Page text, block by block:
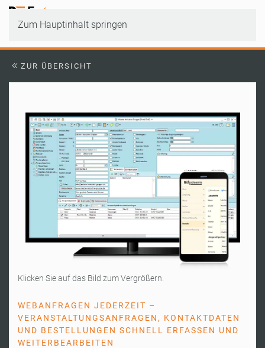
Zum Hauptinhalt springen
ZUR ÜBERSICHT
Klicken Sie auf das Bild zum Vergrößern.
WEBANFRAGEN JEDERZEIT –
VERANSTALTUNGSANFRAGEN, KONTAKTDATEN
UND BESTELLUNGEN SCHNELL ERFASSEN UND
WEITERBEARBEITEN